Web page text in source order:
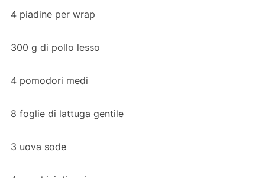
4 piadine per wrap
300 g di pollo lesso
4 pomodori medi
8 foglie di lattuga gentile
3 uova sode